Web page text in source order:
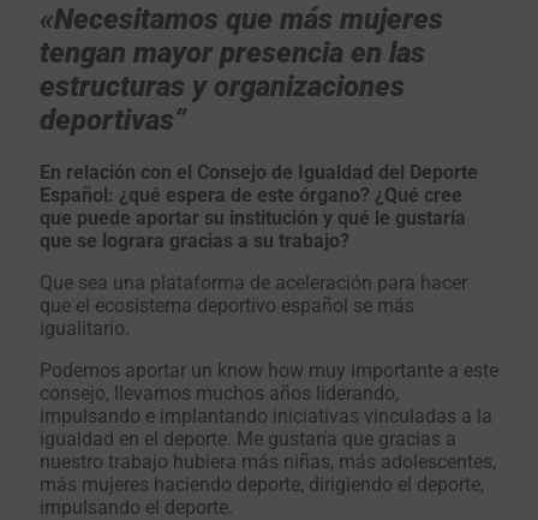
«Necesitamos que más mujeres
tengan mayor presencia en las
estructuras y organizaciones
deportivas”
En relación con el Consejo de Igualdad del Deporte
Español: ¿qué espera de este órgano? ¿Qué cree
que puede aportar su institución y qué le gustaría
que se lograra gracias a su trabajo?
Que sea una plataforma de aceleración para hacer
que el ecosistema deportivo español se más
igualitario.
Podemos aportar un know how muy importante a este
consejo, llevamos muchos años liderando,
impulsando e implantando iniciativas vinculadas a la
igualdad en el deporte. Me gustaría que gracias a
nuestro trabajo hubiera más niñas, más adolescentes,
más mujeres haciendo deporte, dirigiendo el deporte,
impulsando el deporte.